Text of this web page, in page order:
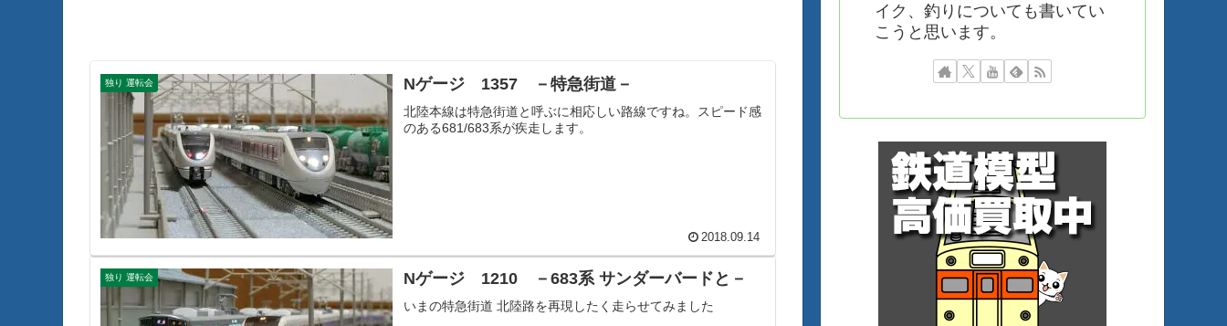
独り 運転会 Nゲージ 1357 －特急街道－
北陸本線は特急街道と呼ぶに相応しい路線ですね。スピード感
のある681/683系が疾走します。
2018.09.14
独り 運転会 Nゲージ 1210 －683系 サンダーバードと－
いまの特急街道 北陸路を再現したく走らせてみました
イク、釣りについても書いてい
こうと思います。